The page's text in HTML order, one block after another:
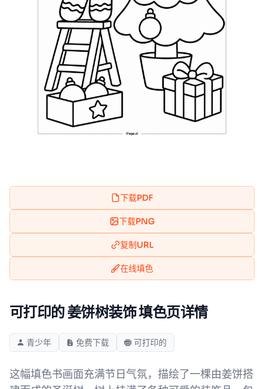
下载PDF
下载PNG
复制URL
在线填色
可打印的 姜饼树装饰 填色页详情
青少年 免费下载 可打印的
这幅填色书画面充满节日气氛，描绘了一棵由姜饼搭